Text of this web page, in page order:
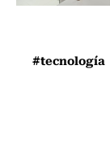
#tecnología